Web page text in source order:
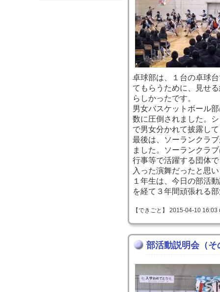
卓球部は、１台の卓球
てもらうために、見せ
らしかったです。
男女バスケットボール
数に圧倒されました。
で男女分かれて披露し
最後は、ソーランクラ
ました。ソーランクラ
行事等で活躍する団体
入った演舞だったと思
１年生は、今日の部活
を経て３年間頑張れる
【できごと】 2015-04-10
部活動説明会（そ